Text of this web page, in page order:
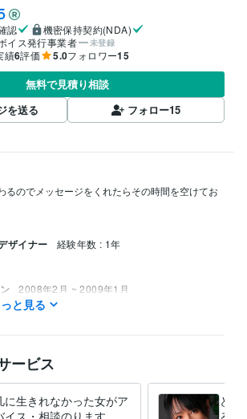
認
機密保持契約(NDA)
イス発行事業者
未登録
績6評価 5.0フォロワー15
無料で見積り相談
を送る
フォロー15
るのでメッセージをくれたらその時間を空けてお
ザイナー 経験年数 : 1年
2008年2月 ~ 2009年1月
年5月 ~ 1998年12月
2025年11月
年 : 2023年
と見る
ービス
に生きれなかった女がア
イス・相談のります ど
どん
ると